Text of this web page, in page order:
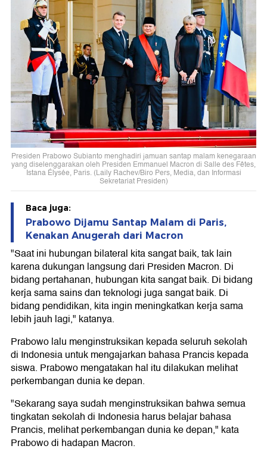
Presiden Prabowo Subianto menghadiri jamuan santap malam kenegaraan
yang diselenggarakan oleh Presiden Emmanuel Macron di Salle des Fêtes,
Istana Élysée, Paris. (Laily Rachev/Biro Pers, Media, dan Informasi
Sekretariat Presiden)
Baca juga:
Prabowo Dijamu Santap Malam di Paris,
Kenakan Anugerah dari Macron
"Saat ini hubungan bilateral kita sangat baik, tak lain
karena dukungan langsung dari Presiden Macron. Di
bidang pertahanan, hubungan kita sangat baik. Di bidang
kerja sama sains dan teknologi juga sangat baik. Di
bidang pendidikan, kita ingin meningkatkan kerja sama
lebih jauh lagi," katanya.
Prabowo lalu menginstruksikan kepada seluruh sekolah
di Indonesia untuk mengajarkan bahasa Prancis kepada
siswa. Prabowo mengatakan hal itu dilakukan melihat
perkembangan dunia ke depan.
"Sekarang saya sudah menginstruksikan bahwa semua
tingkatan sekolah di Indonesia harus belajar bahasa
Prancis, melihat perkembangan dunia ke depan," kata
Prabowo di hadapan Macron.